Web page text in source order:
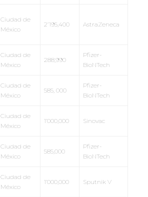
Ciudad de
México
2’195,400 AstraZeneca
Ciudad de
México
288,990
Pfizer-
BioNTech
Ciudad de
México
585, 000
Pfizer-
BioNTech
Ciudad de
México
1’000,000 Sinovac
Ciudad de
México
585,000
Pfizer-
BioNTech
Ciudad de
México
1’000,000 Sputnik V